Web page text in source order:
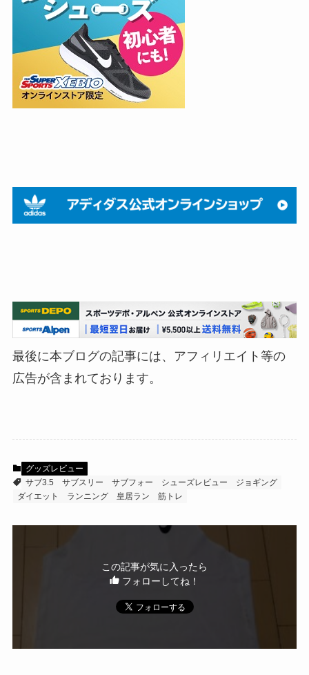
最後に本ブログの記事には、アフィリエイト等の
広告が含まれております。
グッズレビュー
サブ3.5
サブスリー サブフォー シューズレビュー
ジョギング
ダイエット
ランニング 皇居ラン 筋トレ
この記事が気に入ったら
フォローしてね！